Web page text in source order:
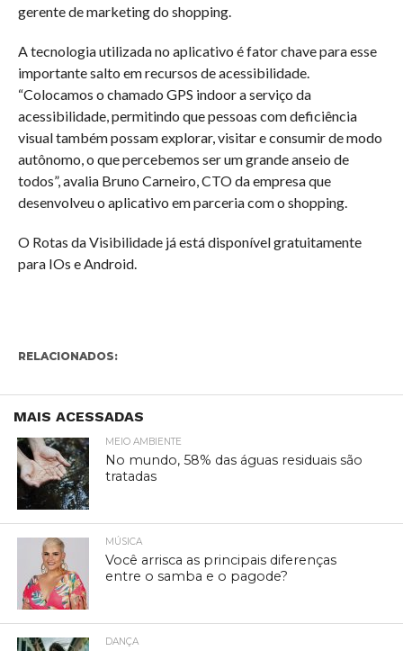
gerente de marketing do shopping.
A tecnologia utilizada no aplicativo é fator chave para esse
importante salto em recursos de acessibilidade.
“Colocamos o chamado GPS indoor a serviço da
acessibilidade, permitindo que pessoas com deficiência
visual também possam explorar, visitar e consumir de modo
autônomo, o que percebemos ser um grande anseio de
todos”, avalia Bruno Carneiro, CTO da empresa que
desenvolveu o aplicativo em parceria com o shopping.
O Rotas da Visibilidade já está disponível gratuitamente
para IOs e Android.
RELACIONADOS:
MAIS ACESSADAS
MEIO AMBIENTE
No mundo, 58% das águas residuais são
tratadas
MÚSICA
Você arrisca as principais diferenças
entre o samba e o pagode?
DANÇA